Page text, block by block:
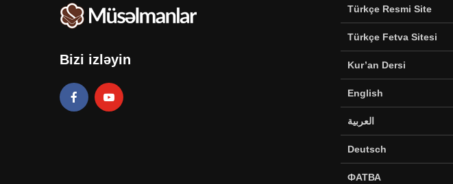
Bizi izləyin
Türkçe Resmi Site
Türkçe Fetva Sitesi
Kur’an Dersi
English
العربية
Deutsch
ФАТВА